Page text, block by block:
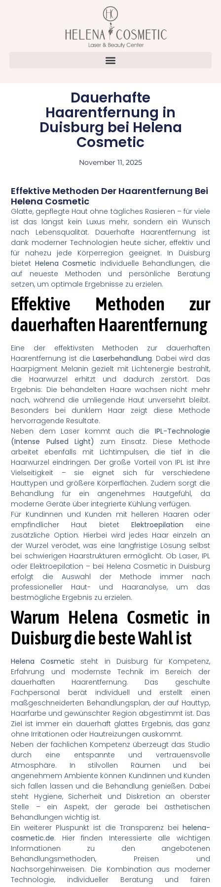
Dauerhafte
Haarentfernung in
Duisburg bei Helena
Cosmetic
November 11, 2025
Effektive Methoden Der Haarentfernung Bei
Helena Cosmetic
Glatte, gepflegte Haut ohne tägliches Rasieren – für viele
ist das längst kein Luxus mehr, sondern ein Wunsch
nach Lebensqualität. Dauerhafte Haarentfernung ist
dank moderner Technologien heute sicher, effektiv und
für nahezu jede Körperregion geeignet. In Duisburg
bietet Helena Cosmetic individuelle Behandlungen, die
auf neueste Methoden und persönliche Beratung
setzen, um optimale Ergebnisse zu erzielen.
Effektive Methoden zur
dauerhaften Haarentfernung
Eine der effektivsten Methoden zur dauerhaften
Haarentfernung ist die Laserbehandlung. Dabei wird das
Haarpigment Melanin gezielt mit Lichtenergie bestrahlt,
die Haarwurzel erhitzt und dadurch zerstört. Das
Ergebnis: Die behandelten Haare wachsen nicht mehr
nach, während die umliegende Haut unversehrt bleibt.
Besonders bei dunklem Haar zeigt diese Methode
hervorragende Resultate.
Neben dem Laser kommt auch die IPL-Technologie
(Intense Pulsed Light) zum Einsatz. Diese Methode
arbeitet ebenfalls mit Lichtimpulsen, die tief in die
Haarwurzel eindringen. Der große Vorteil von IPL ist ihre
Vielseitigkeit – sie eignet sich für verschiedene
Hauttypen und größere Körperflächen. Zudem sorgt die
Behandlung für ein angenehmes Hautgefühl, da
moderne Geräte über integrierte Kühlung verfügen.
Für Kundinnen und Kunden mit helleren Haaren oder
empfindlicher Haut bietet Elektroepilation eine
zusätzliche Option. Hierbei wird jedes Haar einzeln an
der Wurzel verödet, was eine langfristige Lösung selbst
bei schwierigen Haarstrukturen ermöglicht. Ob Laser, IPL
oder Elektroepilation – bei Helena Cosmetic in Duisburg
erfolgt die Auswahl der Methode immer nach
professioneller Haut- und Haaranalyse, um das
bestmögliche Ergebnis zu erzielen.
Warum Helena Cosmetic in
Duisburg die beste Wahl ist
Helena Cosmetic steht in Duisburg für Kompetenz,
Erfahrung und modernste Technik im Bereich der
dauerhaften Haarentfernung. Das geschulte
Fachpersonal berät individuell und erstellt einen
maßgeschneiderten Behandlungsplan, der auf Hauttyp,
Haarfarbe und gewünschter Region abgestimmt ist. Das
Ziel ist immer ein dauerhaft glattes Ergebnis, das ganz
ohne Irritationen oder Hautreizungen auskommt.
Neben der fachlichen Kompetenz überzeugt das Studio
durch eine entspannte und vertrauensvolle
Atmosphäre. In stilvollen Räumen und bei
angenehmem Ambiente können Kundinnen und Kunden
sich fallen lassen und die Behandlung genießen. Dabei
steht Hygiene, Sicherheit und Diskretion an oberster
Stelle – ein Aspekt, der gerade bei ästhetischen
Behandlungen wichtig ist.
Ein weiterer Pluspunkt ist die Transparenz bei helena-
cosmetic.de. Hier finden Interessierte alle wichtigen
Informationen zu den angebotenen
Behandlungsmethoden, Preisen und
Nachsorgehinweisen. Die Kombination aus moderner
Technologie, individueller Beratung und fairen